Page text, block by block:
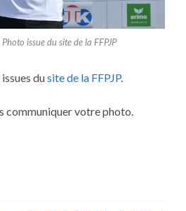
issue du site de la FFPJP
dusite de la FFPJP.
communiquer votre photo.